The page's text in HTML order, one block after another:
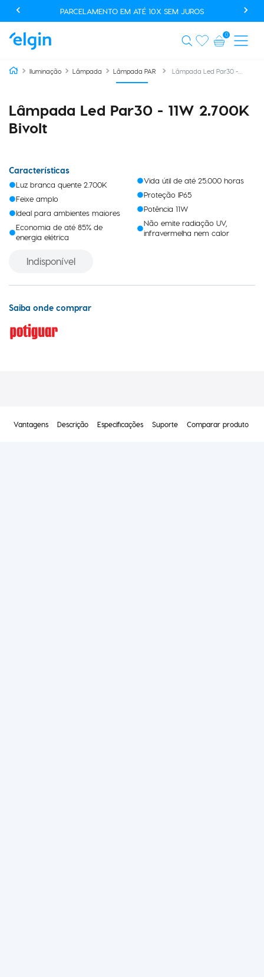
PARCELAMENTO EM ATÉ 10X SEM JUROS
0
Iluminação Lâmpada Lâmpada PAR
Lâmpada Led Par30 - 11W 2.700K
Bivolt
Características
Luz branca quente 2.700K
Feixe amplo
Ideal para ambientes maiores
Economia de até 85% de
energia elétrica
Vida útil de até 25.000 horas
Proteção IP65
Potência 11W
Não emite radiação UV,
infravermelha nem calor
Indisponível
Saiba onde comprar
Vantagens Descrição Especificações Suporte Comparar produto